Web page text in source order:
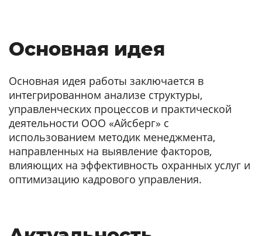
Основная идея
Основная идея работы заключается в
интегрированном анализе структуры,
управленческих процессов и практической
деятельности ООО «Айсберг» с
использованием методик менеджмента,
направленных на выявление факторов,
влияющих на эффективность охранных услуг и
оптимизацию кадрового управления.